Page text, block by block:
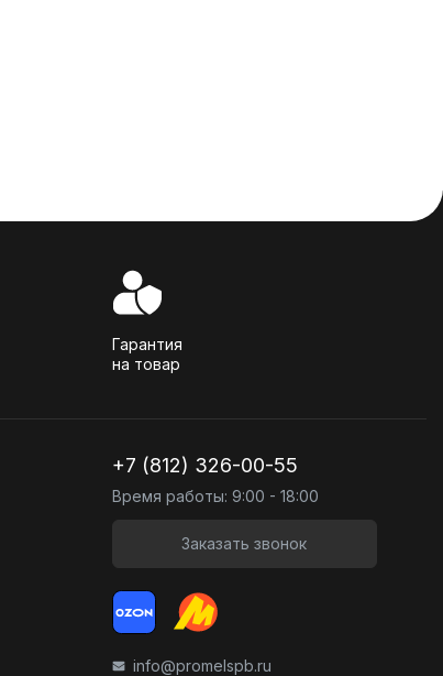
Гарантия
на товар
+7 (812) 326-00-55
Время работы: 9:00 - 18:00
Заказать звонок
info@promelspb.ru